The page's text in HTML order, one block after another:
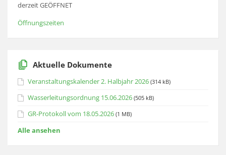
derzeit GEÖFFNET
Öffnungszeiten
Aktuelle Dokumente
Veranstaltungskalender 2. Halbjahr 2026 (314 kB)
Wasserleitungsordnung 15.06.2026 (505 kB)
GR-Protokoll vom 18.05.2026 (1 MB)
Alle ansehen